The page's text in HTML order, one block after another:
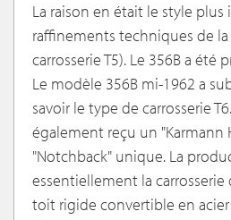
La raison en était le style
raffinements techniques de
carrosserie T5). Le 356B a
Le modèle 356B mi-1962 a
savoir le type de carrosserie
également reçu un "Karmann
"Notchback" unique. La
essentiellement la
toit rigide convertible en